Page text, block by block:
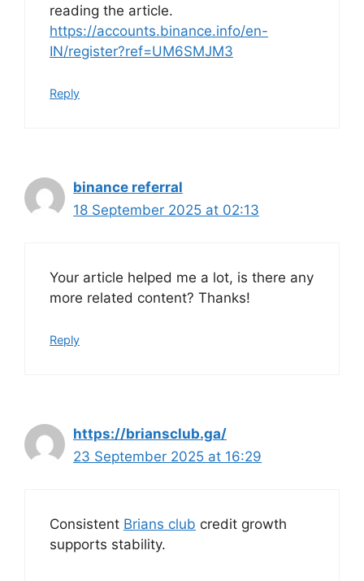
reading the article.
https://accounts.binance.info/en-
IN/register?ref=UM6SMJM3
Reply
binance referral
18 September 2025 at 02:13
Your article helped me a lot, is there any
more related content? Thanks!
Reply
https://briansclub.ga/
23 September 2025 at 16:29
Consistent Brians club credit growth
supports stability.